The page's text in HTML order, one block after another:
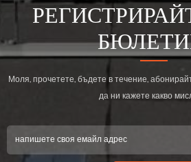
Моля, прочетете, бъдете в течение,
да ни кажете какво